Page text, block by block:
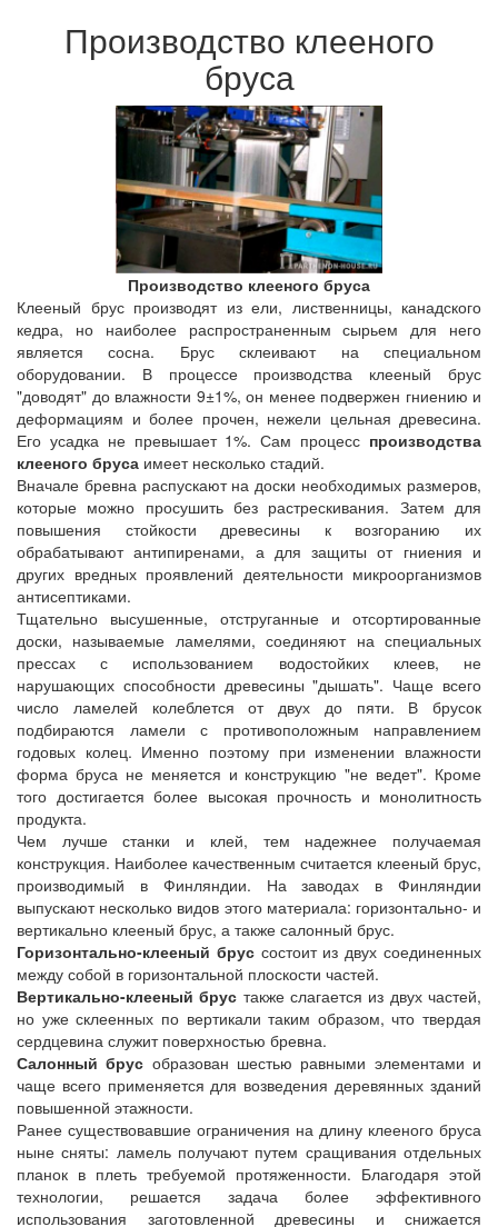
Производство клееного
бруса
Производство клееного бруса
Клееный брус производят из ели, лиственницы, канадского
кедра, но наиболее распространенным сырьем для него
является сосна. Брус склеивают на специальном
оборудовании. В процессе производства клееный брус
"доводят" до влажности 9±1%, он менее подвержен гниению и
деформациям и более прочен, нежели цельная древесина.
Его усадка не превышает 1%. Сам процесс производства
клееного бруса имеет несколько стадий.
Вначале бревна распускают на доски необходимых размеров,
которые можно просушить без растрескивания. Затем для
повышения стойкости древесины к возгоранию их
обрабатывают антипиренами, а для защиты от гниения и
других вредных проявлений деятельности микроорганизмов
антисептиками.
Тщательно высушенные, отструганные и отсортированные
доски, называемые ламелями, соединяют на специальных
прессах с использованием водостойких клеев, не
нарушающих способности древесины "дышать". Чаще всего
число ламелей колеблется от двух до пяти. В брусок
подбираются ламели с противоположным направлением
годовых колец. Именно поэтому при изменении влажности
форма бруса не меняется и конструкцию "не ведет". Кроме
того достигается более высокая прочность и монолитность
продукта.
Чем лучше станки и клей, тем надежнее получаемая
конструкция. Наиболее качественным считается клееный брус,
производимый в Финляндии. На заводах в Финляндии
выпускают несколько видов этого материала: горизонтально- и
вертикально клееный брус, а также салонный брус.
Горизонтально-клееный бруссостоит из двух соединенных
между собой в горизонтальной плоскости частей.
Вертикально-клееный брус также слагается из двух частей,
но уже склеенных по вертикали таким образом, что твердая
сердцевина служит поверхностью бревна.
Салонный брус образован шестью равными элементами и
чаще всего применяется для возведения деревянных зданий
повышенной этажности.
Ранее существовавшие ограничения на длину клееного бруса
ныне сняты: ламель получают путем сращивания отдельных
планок в плеть требуемой протяженности. Благодаря этой
технологии, решается задача более эффективного
использования заготовленной древесины и снижается